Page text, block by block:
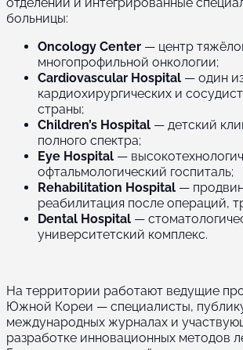
больницы:
Oncology Center — центр
многопрофильной онкологии;
Cardiovascular Hospital — один
кардиохирургических и
страны;
Children’s Hospital — детский
полного спектра;
Eye Hospital —
офтальмологический госпиталь;
Rehabilitation Hospital —
реабилитация после операций,
Dental Hospital —
университетский комплекс.
На территории работают ведущие
Южной Кореи — специалисты,
международных журналах и
разработке инновационных методов